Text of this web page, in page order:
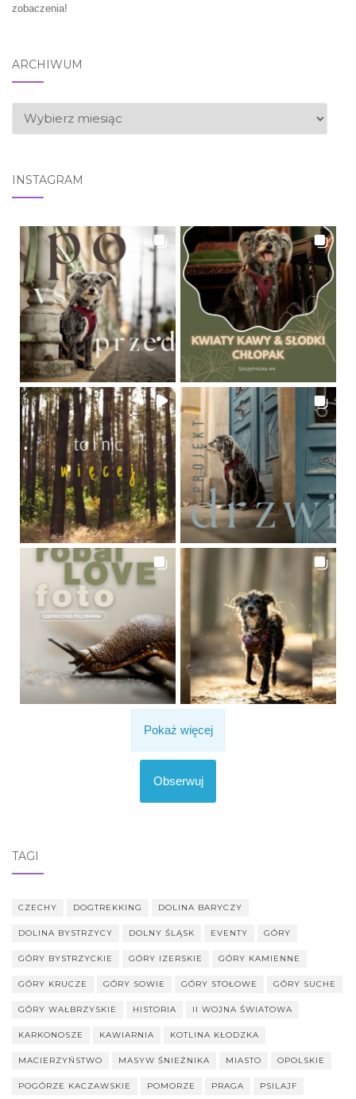
zobaczenia!
ARCHIWUM
ARCHIWUM
INSTAGRAM
Pokaż więcej
Obserwuj
TAGI
CZECHY DOGTREKKING DOLINA BARYCZY
DOLINA BYSTRZYCY DOLNY ŚLĄSK EVENTY GÓRY
GÓRY BYSTRZYCKIE GÓRY IZERSKIE GÓRY KAMIENNE
GÓRY KRUCZE GÓRY SOWIE GÓRY STOŁOWE GÓRY SUCHE
GÓRY WAŁBRZYSKIE HISTORIA II WOJNA ŚWIATOWA
KARKONOSZE KAWIARNIA KOTLINA KŁODZKA
MACIERZYŃSTWO MASYW ŚNIEŻNIKA MIASTO OPOLSKIE
POGÓRZE KACZAWSKIE POMORZE PRAGA PSILAJF